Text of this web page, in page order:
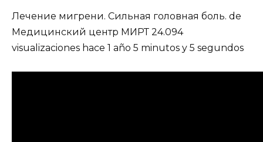
Лечение мигрени. Сильная головная боль. de
Медицинский центр МИРТ 24.094
visualizaciones hace 1 año 5 minutos y 5 segundos